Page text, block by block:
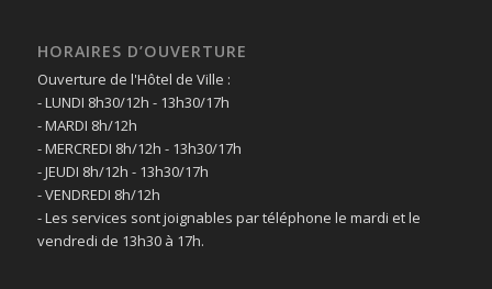
HORAIRES D’OUVERTURE
Ouverture de l'Hôtel de Ville :
- LUNDI 8h30/12h - 13h30/17h
- MARDI 8h/12h
- MERCREDI 8h/12h - 13h30/17h
- JEUDI 8h/12h - 13h30/17h
- VENDREDI 8h/12h
- Les services sont joignables par téléphone le mardi et le
vendredi de 13h30 à 17h.